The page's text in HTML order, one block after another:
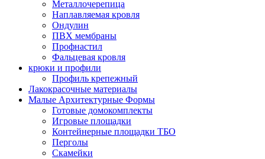
Металлочерепица
Наплавляемая кровля
Ондулин
ПВХ мембраны
Профнастил
Фальцевая кровля
крюки и профили
Профиль крепежный
Лакокрасочные материалы
Малые Архитектурные Формы
Готовые домокомплекты
Игровые площадки
Контейнерные площадки ТБО
Перголы
Скамейки